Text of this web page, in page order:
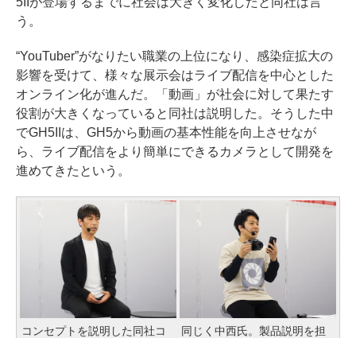
う。
“YouTuber”がなりたい職業の上位になり、感染症拡大の
影響を受けて、様々な展示会はライブ配信を中心とした
オンライン化が進んだ。「動画」が社会に対して果たす
役割が大きくなっていると同社は説明した。そうした中
でGH5IIは、GH5から動画の基本性能を向上させなが
ら、ライブ配信をより簡単にできるカメラとして開発を
進めてきたという。
コンセプトを説明した同社コ
同じく中西氏。製品説明を担